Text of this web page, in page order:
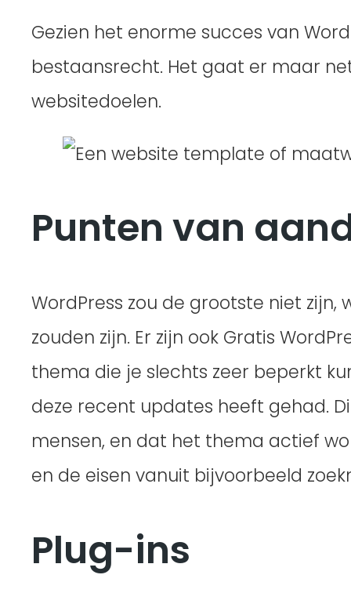
Gezien het enorme succes van
bestaansrecht. Het gaat er maar
websitedoelen.
Punten van
WordPress zou de grootste niet
zouden zijn. Er zijn ook Gratis
thema die je slechts zeer beperkt
deze recent updates heeft gehad.
mensen, en dat het thema actief
en de eisen vanuit bijvoorbeeld
Plug-ins